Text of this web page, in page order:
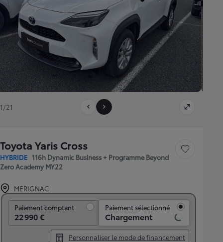
1/21
Toyota Yaris Cross
HYBRIDE 116h Dynamic Business + Programme Beyond
Zero Academy MY22
Sauvegarder le
MERIGNAC
Paiement comptant
22 990 €
Paiement sélectionné
Chargement
Personnaliser le mode de financement